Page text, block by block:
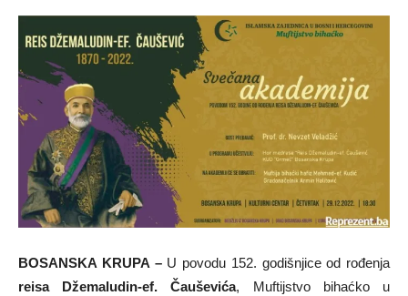
BOSANSKA KRUPA –U povodu 152. godišnjice od rođenja
reisa Džemaludin-ef. Čauševića, Muftijstvo bihaćko u